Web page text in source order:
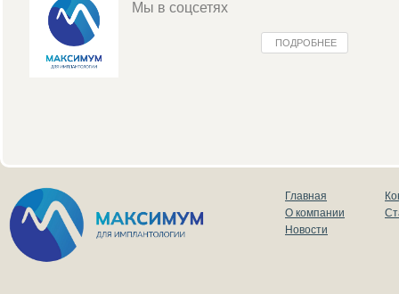
Мы в соцсетях
ПОДРОБНЕЕ
Главная
О компании
Новости